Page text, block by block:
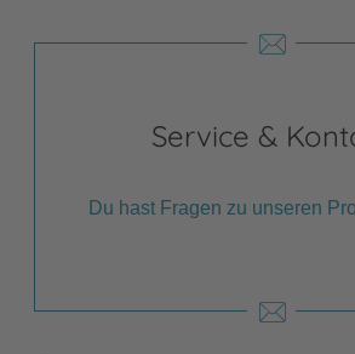
Service &
Du hast Fragen zu unseren